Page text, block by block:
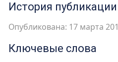
История публикации
Опубликована: 17 марта
Ключевые слова